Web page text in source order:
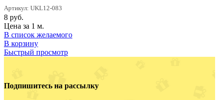
Артикул: UKL12-083
8 руб.
Цена за 1 м.
В список желаемого
В корзину
Быстрый просмотр
Подпишитесь на рассылку